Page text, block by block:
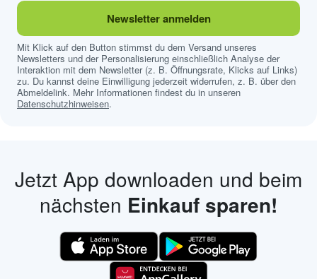
Newsletter anmelden
Mit Klick auf den Button stimmst du dem Versand unseres
Newsletters und der Personalisierung einschließlich Analyse der
Interaktion mit dem Newsletter (z. B. Öffnungsrate, Klicks auf Links)
zu. Du kannst deine Einwilligung jederzeit widerrufen, z. B. über den
Abmeldelink. Mehr Informationen findest du in unseren
Datenschutzhinweisen.
Jetzt App downloaden und beim
nächsten Einkauf sparen!